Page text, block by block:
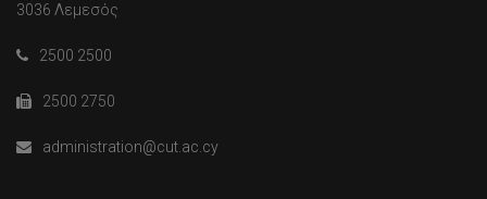
3036 Λεμεσός
2500 2500
2500 2750
administration@cut.ac.cy